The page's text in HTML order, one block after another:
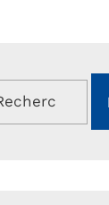
: